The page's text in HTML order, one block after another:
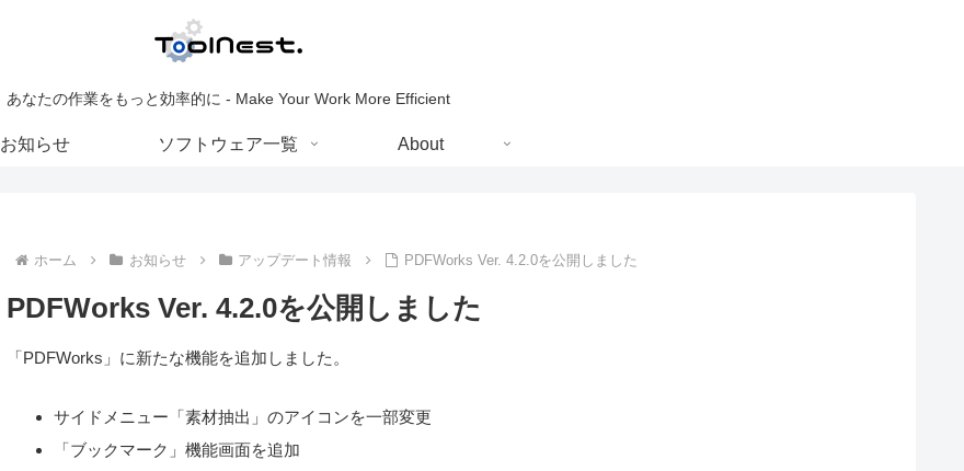
あなたの作業をもっと効率的に - Make Your Work More Efficient
お知らせ ソフトウェア一覧 About
ホーム お知らせ アップデート情報 PDFWorks Ver. 4.2.0を公開しました
PDFWorks Ver. 4.2.0を公開しました
「PDFWorks」に新たな機能を追加しました。
サイドメニュー「素材抽出」のアイコンを一部変更
「ブックマーク」機能画面を追加